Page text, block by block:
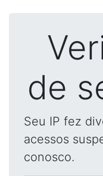
de
Seu IP fez
acessos
conosco.